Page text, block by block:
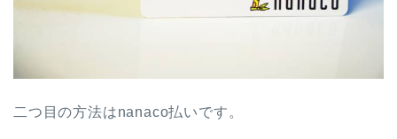
二つ目の方法はnanaco払いです。